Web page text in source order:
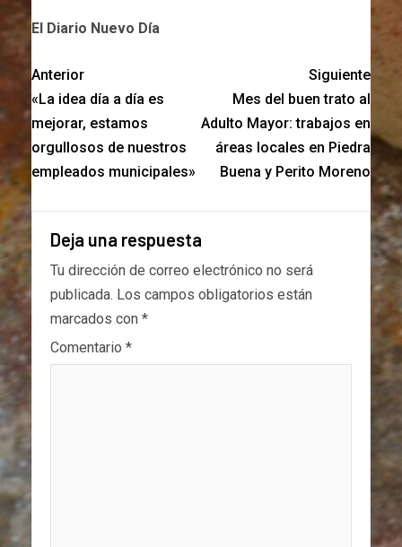
El Diario Nuevo Día
Anterior
«La idea día a día es
mejorar, estamos
orgullosos de nuestros
empleados municipales»
Siguiente
Mes del buen trato al
Adulto Mayor: trabajos en
áreas locales en Piedra
Buena y Perito Moreno
Deja una respuesta
Tu dirección de correo electrónico no será
publicada. Los campos obligatorios están
marcados con *
Comentario *